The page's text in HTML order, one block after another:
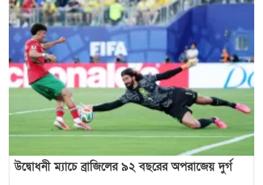
উদ্বোধনী ম্যাচে ব্রাজিলের ৯২ বছরের অপরাজেয় দুর্গ